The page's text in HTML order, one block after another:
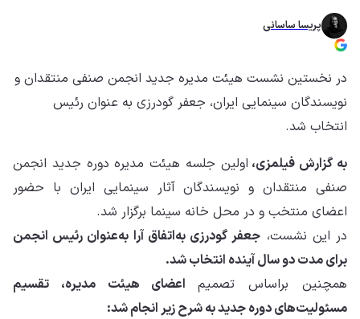
پریسا ساسانی
در نخستین نشست هیئت مدیره جدید انجمن صنفی منتقدان و
نویسندگان سینمایی ایران، جعفر گودرزی به عنوان رئیس
انتخاب شد.
به گزارش فیلمزی، اولین جلسه هیئت مدیره دوره جدید انجمن
صنفی منتقدان و نویسندگان آثار سینمایی ایران با حضور
اعضای منتخب و در محل خانه سینما برگزار شد.
در این نشست، جعفر گودرزی به‌اتفاق آرا به‌عنوان رئیس انجمن
برای مدت دو سال آینده انتخاب شد.
همچنین براساس تصمیماعضای هیئت‌ مدیره، تقسیم
مسئولیت‌های دوره جدید به شرح زیر انجام شد: